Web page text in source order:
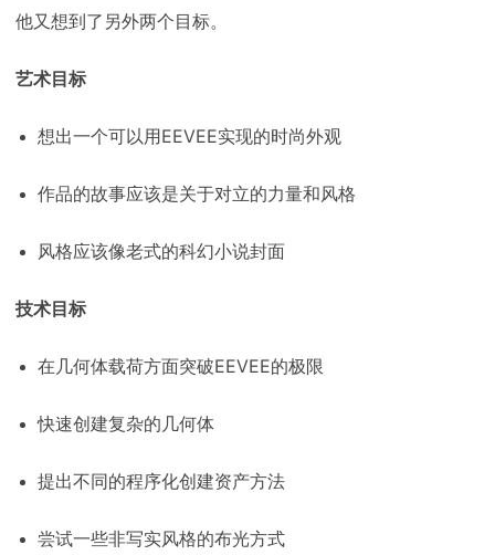
他又想到了另外两个目标。
艺术目标
想出一个可以用EEVEE实现的时尚外观
作品的故事应该是关于对立的力量和风格
风格应该像老式的科幻小说封面
技术目标
在几何体载荷方面突破EEVEE的极限
快速创建复杂的几何体
提出不同的程序化创建资产方法
尝试一些非写实风格的布光方式